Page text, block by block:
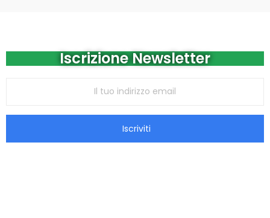
Iscrizione Newsletter
Iscriviti